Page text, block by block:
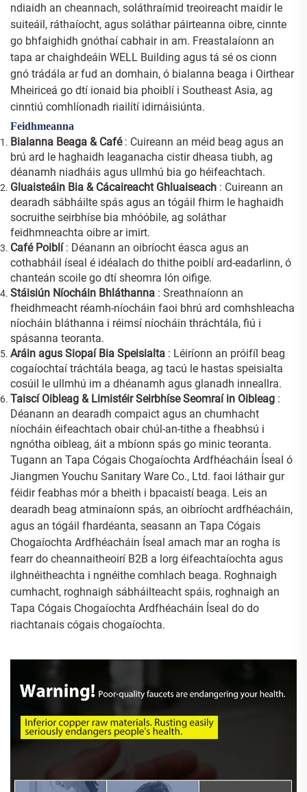
ndiaidh an cheannach, soláthraímid treoireacht maidir le
suiteáil, ráthaíocht, agus soláthar páirteanna oibre, cinnte
go bhfaighidh gnóthaí cabhair in am. Freastalaíonn an
tapa ar chaighdeáin WELL Building agus tá sé os cionn
gnó trádála ar fud an domhain, ó bialanna beaga i Oirthear
Mheiriceá go dtí ionaid bia phoiblí i Southeast Asia, ag
cinntiú comhlíonadh riailítí idirnáisiúnta.
Feidhmeanna
Bialanna Beaga & Café : Cuireann an méid beag agus an
brú ard le haghaidh leaganacha cistir dheasa tiubh, ag
déanamh niadháis agus ullmhú bia go héifeachtach.
Gluaisteáin Bia & Cácaireacht Ghluaiseach : Cuireann an
dearadh sábháilte spás agus an tógáil fhirm le haghaidh
socruithe seirbhíse bia mhóóbile, ag soláthar
feidhmneachta oibre ar imirt.
Café Poiblí: Déanann an oibríocht éasca agus an
cothabháil íseal é idéalach do thithe poiblí ard-eadarlinn, ó
chanteán scoile go dtí sheomra lón oifige.
Stáisiún Níocháin Bhláthanna : Sreathnaíonn an
fheidhmeacht réamh-níocháin faoi bhrú ard comhshleacha
níocháin bláthanna i réimsí níocháin thráchtála, fiú i
spásanna teoranta.
Aráin agus Siopaí Bia Speisialta : Léiríonn an próifíl beag
cogaíochtaí tráchtála beaga, ag tacú le hastas speisialta
cosúil le ullmhú im a dhéanamh agus glanadh inneallra.
Taiscí Oibleag & Limistéir Seirbhíse Seomraí in Oibleag :
Déanann an dearadh compaict agus an chumhacht
níocháin éifeachtach obair chúl-an-tithe a fheabhsú i
ngnótha oibleag, áit a mbíonn spás go minic teoranta.
Tugann an Tapa Cógais Chogaíochta Ardfhéacháin Íseal ó
Jiangmen Youchu Sanitary Ware Co., Ltd. faoi láthair gur
féidir feabhas mór a bheith i bpacaistí beaga. Leis an
dearadh beag atminaíonn spás, an oibríocht ardfhéacháin,
agus an tógáil fhardéanta, seasann an Tapa Cógais
Chogaíochta Ardfhéacháin Íseal amach mar an rogha is
fearr do cheannaitheoirí B2B a lorg éifeachtaíochta agus
ilghnéitheachta i ngnéithe comhlach beaga. Roghnaigh
cumhacht, roghnaigh sábháilteacht spáis, roghnaigh an
Tapa Cógais Chogaíochta Ardfhéacháin Íseal do do
riachtanais cógais chogaíochta.